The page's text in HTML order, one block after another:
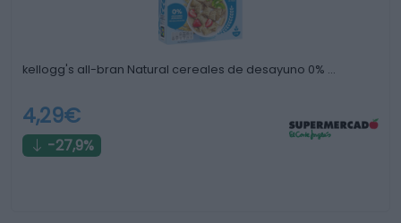
kellogg's all-bran Natural cereales de desayuno 0% …
4,29€
-27,9%